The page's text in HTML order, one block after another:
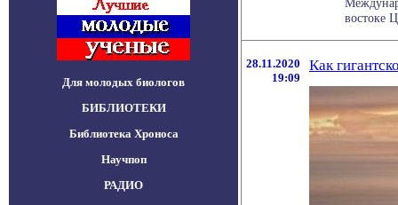
Для молодых биологов
БИБЛИОТЕКИ
Библиотека Хроноса
Научпоп
РАДИО
востоке
28.11.2020
19:09
Как